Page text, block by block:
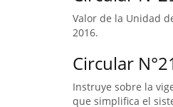
Valor de la Unidad
2016.
Circular
Instruye sobre la
que simplifica el